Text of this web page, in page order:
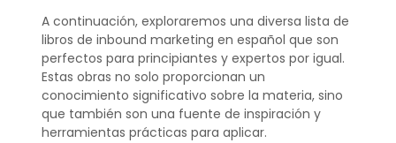
A continuación, exploraremos una diversa lista de
libros de inbound marketing en español que son
perfectos para principiantes y expertos por igual.
Estas obras no solo proporcionan un
conocimiento significativo sobre la materia, sino
que también son una fuente de inspiración y
herramientas prácticas para aplicar.